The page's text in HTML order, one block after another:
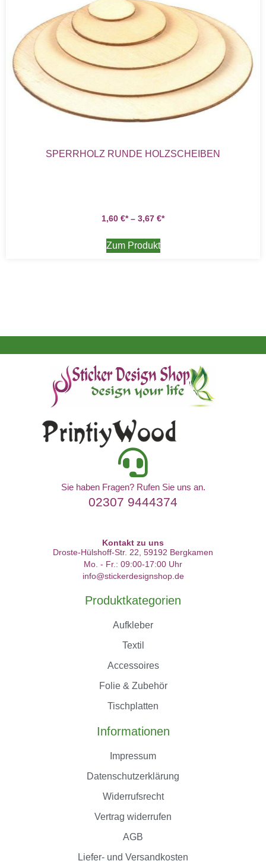
SPERRHOLZ RUNDE HOLZSCHEIBEN
1,60 € – 3,67 €
Zum Produkt
Sie haben Fragen? Rufen Sie uns an.
02307 9444374
Kontakt zu uns
Droste-Hülshoff-Str. 22, 59192 Bergkamen
Mo. - Fr.: 09:00-17:00 Uhr
info@stickerdesignshop.de
Produktkategorien
Aufkleber
Textil
Accessoires
Folie & Zubehör
Tischplatten
Informationen
Impressum
Datenschutzerklärung
Widerrufsrecht
Vertrag widerrufen
AGB
Liefer- und Versandkosten